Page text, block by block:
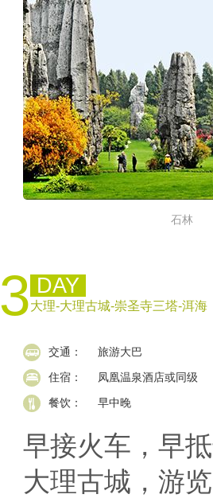
石林
3 DAY
大理-大理古城-崇圣寺三塔-洱海
交通： 旅游大巴
住宿： 凤凰温泉酒店或同级
餐饮： 早中晚
早接火车，早
大理古城，游览